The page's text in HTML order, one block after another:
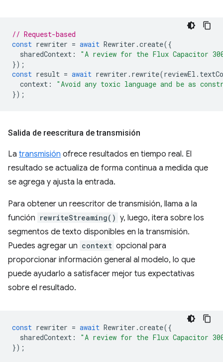
// Request-based
const rewriter = await Rewriter .create({
sharedContext :
"A review for the Flux Capacitor
});
const result = await rewriter . rewrite(reviewEl .
context :
"Avoid any toxic language and be as
});
Salida de reescritura de transmisión
La transmisión ofrece resultados en tiempo real. El
resultado se actualiza de forma continua a medida que
se agrega y ajusta la entrada.
Para obtener un reescritor de transmisión, llama a la
función rewriteStreaming() y, luego, itera sobre los
segmentos de texto disponibles en la transmisión.
Puedes agregar un context opcional para
proporcionar información general al modelo, lo que
puede ayudarlo a satisfacer mejor tus expectativas
sobre el resultado.
const rewriter = await Rewriter .create({
sharedContext :
"A review for the Flux Capacitor
});